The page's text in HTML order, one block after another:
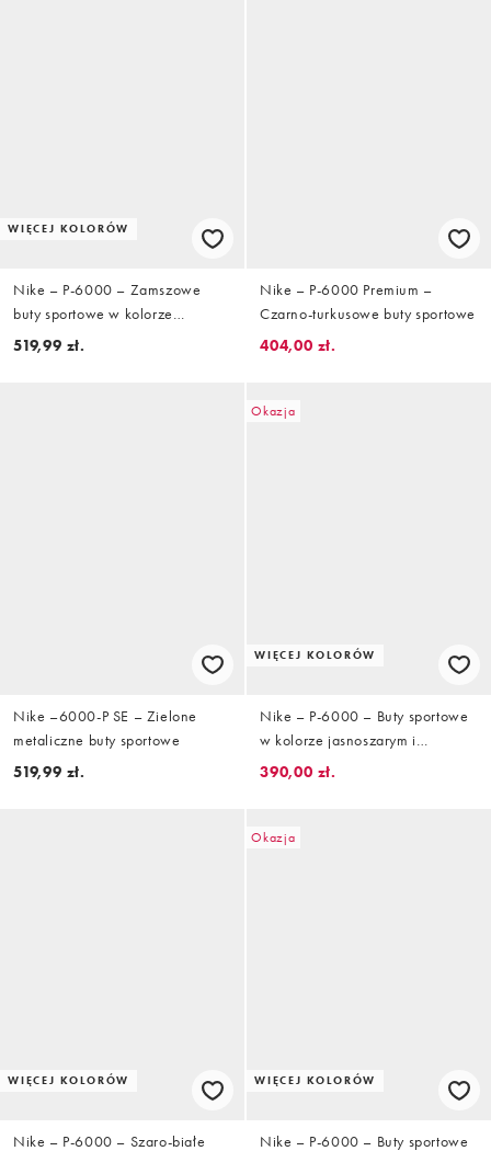
WIĘCEJ KOLORÓW
Nike – P-6000 – Zamszowe
buty sportowe w kolorze
złamanej bieli
519,99 zł.
Nike – P-6000 Premium –
Czarno-turkusowe buty sportowe
404,00 zł.
Nike –6000-P SE – Zielone
metaliczne buty sportowe
519,99 zł.
Okazja
WIĘCEJ KOLORÓW
Nike – P-6000 – Buty sportowe
w kolorze jasnoszarym i
neonowozielonym
390,00 zł.
WIĘCEJ KOLORÓW
Nike – P-6000 – Szaro-białe
Okazja
WIĘCEJ KOLORÓW
Nike – P-6000 – Buty sportowe